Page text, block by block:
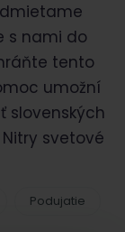
s nami do
tento
umožní
slovenských
svetové
Podujatie